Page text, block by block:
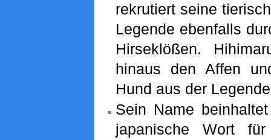
rekrutiert seine
Legende ebenfalls
Hirseklößen.
hinaus den Affen
Hund aus der
Sein Name
japanische Wort